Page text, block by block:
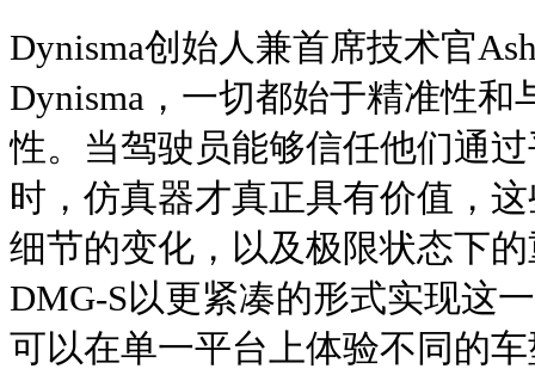
Dynisma创始人兼首席技术官
Dynisma，一切都始于精准性
性。当驾驶员能够信任他们通
时，仿真器才真正具有价值，
细节的变化，以及极限状态下
DMG-S以更紧凑的形式实现这
可以在单一平台上体验不同的